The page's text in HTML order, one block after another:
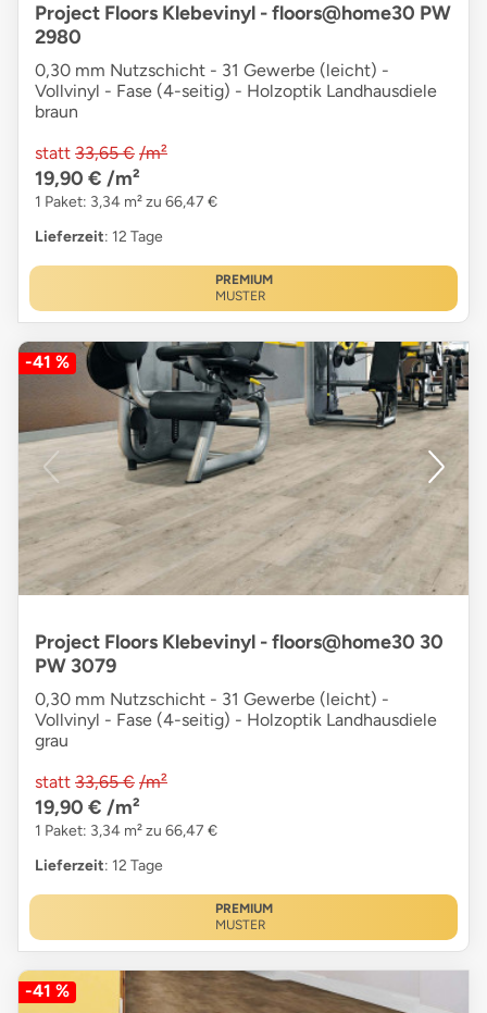
Project Floors Klebevinyl - floors@home30 PW
2980
0,30 mm Nutzschicht - 31 Gewerbe (leicht) -
Vollvinyl - Fase (4-seitig) - Holzoptik Landhausdiele
braun
statt 33,65 € /m²
19,90 € /m²
1 Paket: 3,34 m² zu 66,47 €
Lieferzeit: 12 Tage
PREMIUM
MUSTER
-41 %
Project Floors Klebevinyl - floors@home30 30
PW 3079
0,30 mm Nutzschicht - 31 Gewerbe (leicht) -
Vollvinyl - Fase (4-seitig) - Holzoptik Landhausdiele
grau
statt 33,65 € /m²
19,90 € /m²
1 Paket: 3,34 m² zu 66,47 €
Lieferzeit: 12 Tage
PREMIUM
MUSTER
-41 %